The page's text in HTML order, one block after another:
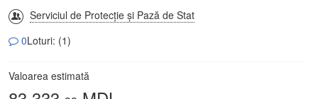
Serviciul de Protecție și Pază de Stat
0Loturi: (1)
Valoarea estimată